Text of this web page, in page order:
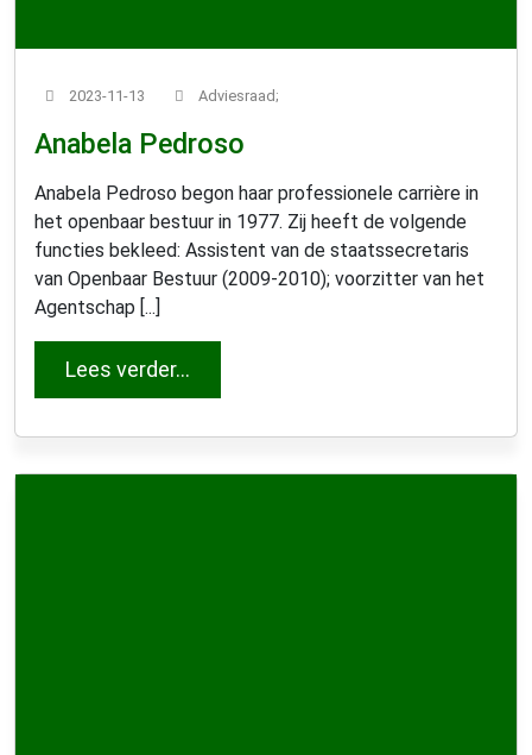
2023-11-13 Adviesraad;
Anabela Pedroso
Anabela Pedroso begon haar professionele carrière in
het openbaar bestuur in 1977. Zij heeft de volgende
functies bekleed: Assistent van de staatssecretaris
van Openbaar Bestuur (2009-2010); voorzitter van het
Agentschap [...]
Lees verder…from Anabela Pedroso